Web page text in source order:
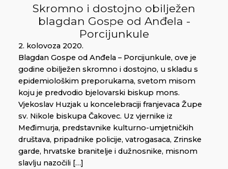
Skromno i dostojno obilježen
blagdan Gospe od Anđela -
Porcijunkule
2. kolovoza 2020.
Blagdan Gospe od Anđela – Porcijunkule, ove je
godine obilježen skromno i dostojno, u skladu s
epidemiološkim preporukama, svetom misom
koju je predvodio bjelovarski biskup mons.
Vjekoslav Huzjak u koncelebraciji franjevaca Župe
sv. Nikole biskupa Čakovec. Uz vjernike iz
Međimurja, predstavnike kulturno-umjetničkih
društava, pripadnike policije, vatrogasaca, Zrinske
garde, hrvatske branitelje i dužnosnike, misnom
slavlju nazočili […]